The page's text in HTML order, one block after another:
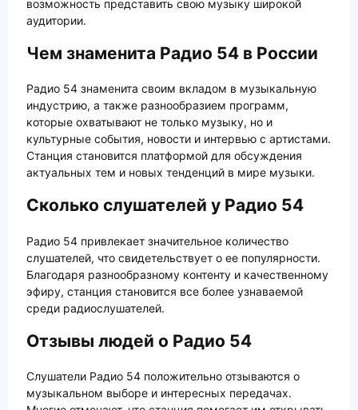
возможность представить свою музыку широкой
аудитории.
Чем знаменита Радио 54 в России
Радио 54 знаменита своим вкладом в музыкальную
индустрию, а также разнообразием программ,
которые охватывают не только музыку, но и
культурные события, новости и интервью с артистами.
Станция становится платформой для обсуждения
актуальных тем и новых тенденций в мире музыки.
Сколько слушателей у Радио 54
Радио 54 привлекает значительное количество
слушателей, что свидетельствует о ее популярности.
Благодаря разнообразному контенту и качественному
эфиру, станция становится все более узнаваемой
среди радиослушателей.
Отзывы людей о Радио 54
Слушатели Радио 54 положительно отзываются о
музыкальном выборе и интересных передачах.